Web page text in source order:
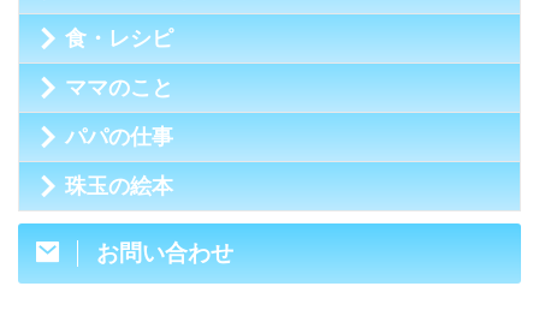
食・レシピ
ママのこと
パパの仕事
珠玉の絵本
お問い合わせ